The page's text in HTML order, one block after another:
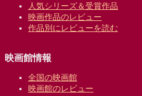
人気シリーズ＆受賞作品
映画作品のレビュー
作品別にレビューを読む
映画館情報
全国の映画館
映画館のレビュー